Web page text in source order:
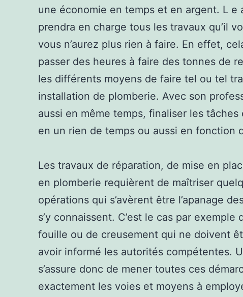
une économie en temps et en argent. L e
prendra en charge tous les travaux qu’il
vous n’aurez plus rien à faire. En effet,
passer des heures à faire des tonnes de
les différents moyens de faire tel ou tel
installation de plomberie. Avec son
aussi en même temps, finaliser les
en un rien de temps ou aussi en fonction
Les travaux de réparation, de mise en
en plomberie requièrent de maîtriser
opérations qui s’avèrent être l’apanage
s’y connaissent. C’est le cas par exemple
fouille ou de creusement qui ne doivent
avoir informé les autorités compétentes.
s’assure donc de mener toutes ces
exactement les voies et moyens à